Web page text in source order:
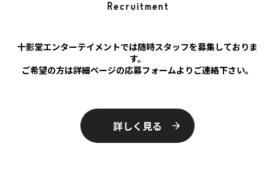
Recruitment
十影堂エンターテイメントでは随時スタッフを募集しておりま
す。
ご希望の方は詳細ページの応募フォームよりご連絡下さい。
詳しく見る